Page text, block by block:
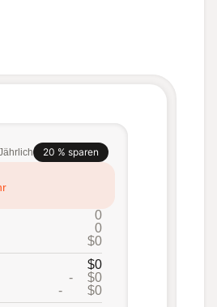
20 % sparen
0
0
$0
$0
- $0
-
$0